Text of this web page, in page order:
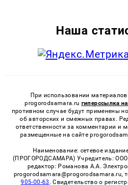
Наша
При использовании
progorodsamara.ru гиперссылка
противном случае будут применены
об авторских и смежных правах.
ответственности за комментарии и
размещенные на сайте
Наименование: сетевое издание
(ПРОГОРОДСАМАРА) Учредитель: ООО
редактор: Романова А.А.
progorodsamara@progorodsamara.ru,
905-00-63 . Свидетельство о